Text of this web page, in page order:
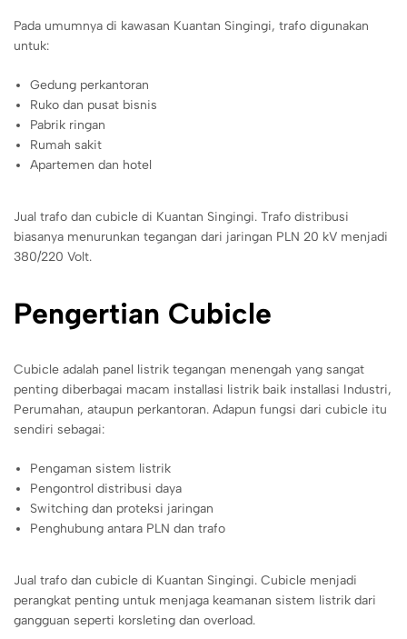
Pada umumnya di kawasan Kuantan Singingi, trafo digunakan
untuk:
Gedung perkantoran
Ruko dan pusat bisnis
Pabrik ringan
Rumah sakit
Apartemen dan hotel
Jual trafo dan cubicle di Kuantan Singingi. Trafo distribusi
biasanya menurunkan tegangan dari jaringan PLN 20 kV menjadi
380/220 Volt.
Pengertian Cubicle
Cubicle adalah panel listrik tegangan menengah yang sangat
penting diberbagai macam installasi listrik baik installasi Industri,
Perumahan, ataupun perkantoran. Adapun fungsi dari cubicle itu
sendiri sebagai:
Pengaman sistem listrik
Pengontrol distribusi daya
Switching dan proteksi jaringan
Penghubung antara PLN dan trafo
Jual trafo dan cubicle di Kuantan Singingi. Cubicle menjadi
perangkat penting untuk menjaga keamanan sistem listrik dari
gangguan seperti korsleting dan overload.